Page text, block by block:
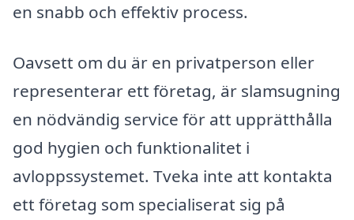
en snabb och effektiv process.
Oavsett om du är en privatperson eller
representerar ett företag, är slamsugning
en nödvändig service för att upprätthålla
god hygien och funktionalitet i
avloppssystemet. Tveka inte att kontakta
ett företag som specialiserat sig på